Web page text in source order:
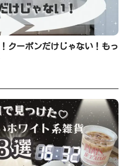
クーポンだけじゃない！もっ